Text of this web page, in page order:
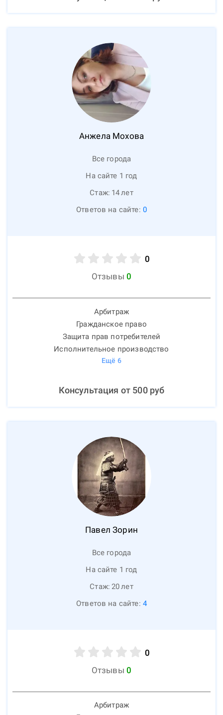
Анжела Мохова
Все города
На сайте 1 год
Стаж: 14лет
Ответов на сайте: 0
0
Отзывы 0
Арбитраж
Гражданское право
Защита прав потребителей
Исполнительное производство
Ещё 6
Консультация от 500руб
Павел Зорин
Все города
На сайте 1 год
Стаж: 20лет
Ответов на сайте: 4
0
Отзывы 0
Арбитраж